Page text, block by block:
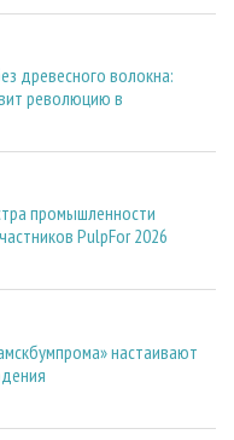
древесного волокна:
революцию в
промышленности
PulpFor 2026
настаивают